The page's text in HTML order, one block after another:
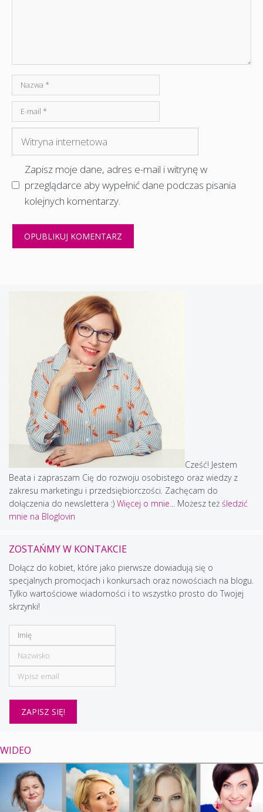
Nazwa
mail
internetowa
Zapisz moje dane, adres e-mail i witrynę w
przeglądarce aby wypełnić dane podczas pisania
kolejnych komentarzy.
Cześć! Jestem
Beata i zapraszam Cię do rozwoju osobistego oraz wiedzy z
zakresu marketingu i przedsiębiorczości. Zachęcam do
dołączenia do newslettera :) Więcej o mnie... Możesz też śledzić
mnie na Bloglovin
ZOSTAŃMY W KONTAKCIE
Dołącz do kobiet, które jako pierwsze dowiadują się o
specjalnych promocjach i konkursach oraz nowościach na blogu.
Tylko wartościowe wiadomości i to wszystko prosto do Twojej
skrzynki!
WIDEO